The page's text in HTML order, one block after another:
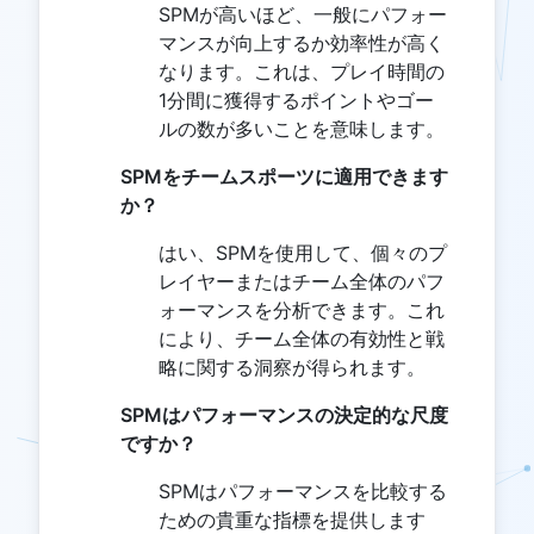
SPMが高いほど、一般にパフォー
マンスが向上するか効率性が高く
なります。これは、プレイ時間の
1分間に獲得するポイントやゴー
ルの数が多いことを意味します。
SPMをチームスポーツに適用できます
か？
はい、SPMを使用して、個々のプ
レイヤーまたはチーム全体のパフ
ォーマンスを分析できます。これ
により、チーム全体の有効性と戦
略に関する洞察が得られます。
SPMはパフォーマンスの決定的な尺度
ですか？
SPMはパフォーマンスを比較する
ための貴重な指標を提供します